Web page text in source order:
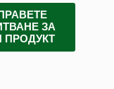
ЗА
ПРОДУКТ